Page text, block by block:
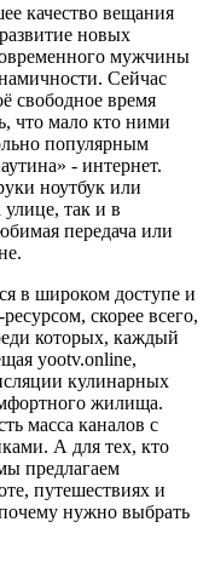
качество вещания
новых
мужчины
Сейчас
свободное время
что мало кто ними
популярным
- интернет.
ноутбук или
так и в
передача или
в широком доступе и
скорее всего,
которых, каждый
yootv.online,
кулинарных
жилища.
масса каналов с
А для тех, кто
предлагаем
путешествиях и
нужно выбрать